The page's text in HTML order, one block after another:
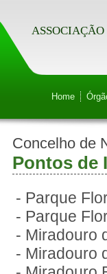
Home
Concelho de
Pontos de
- Parque
- Parque
- Miradouro
- Miradouro